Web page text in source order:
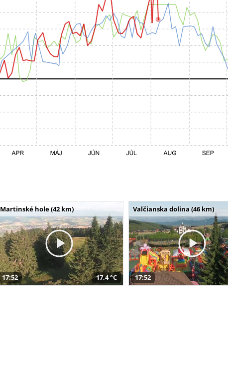
Martinské hole (42 km)
17:52 17,4 °C
Valčianska dolina (46 km)
17:52